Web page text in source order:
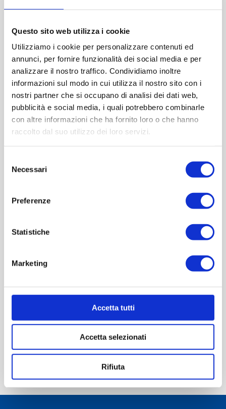
Questo sito web utilizza i cookie
Utilizziamo i cookie per personalizzare contenuti ed
annunci, per fornire funzionalità dei social media e per
analizzare il nostro traffico. Condividiamo inoltre
informazioni sul modo in cui utilizza il nostro sito con i
nostri partner che si occupano di analisi dei dati web,
pubblicità e social media, i quali potrebbero combinarle
con altre informazioni che ha fornito loro o che hanno
raccolto dal suo utilizzo dei loro servizi.
delNecessari
Preferenze
Statistiche
Marketing
Accetta tutti
Accetta selezionati
Rifiuta
Contattaci
Cod.: OMP009
Please select the address you want to ship to
ACQUISTA
Scheda tecnica